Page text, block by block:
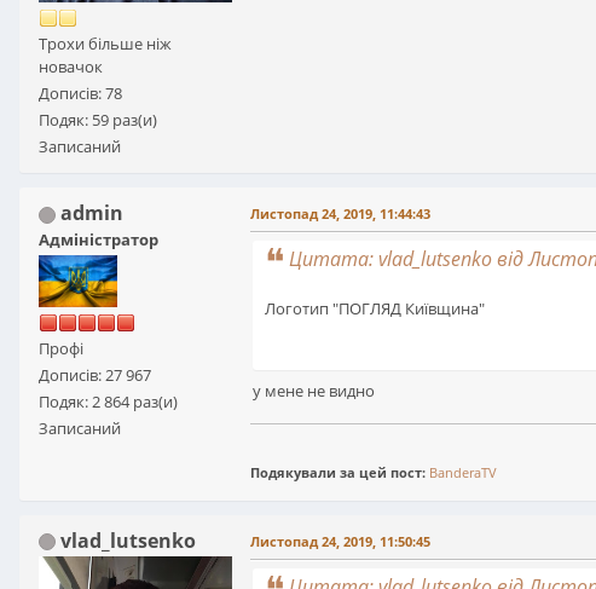
Трохи більше ніж
новачок
Дописів: 78
Подяк: 59 раз(и)
Записаний
admin
Адміністратор
Профі
Дописів: 27 967
Подяк: 2 864 раз(и)
Записаний
Листопад 24, 2019, 11:44:43
Цитата: vlad_lutsenko від
Логотип "ПОГЛЯД Київщина"
у мене не видно
Подякували за цей пост: BanderaTV
vlad_lutsenko Листопад 24, 2019, 11:50:45